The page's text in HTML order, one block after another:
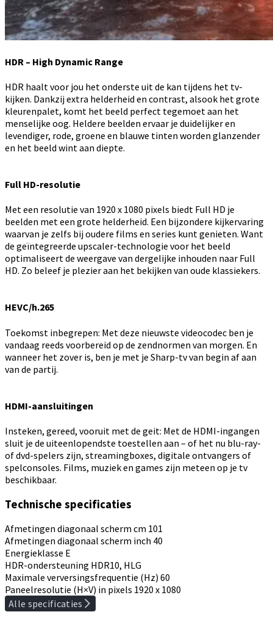
HDR – High Dynamic Range
HDR haalt voor jou het onderste uit de kan tijdens het tv-
kijken. Dankzij extra helderheid en contrast, alsook het grote
kleurenpalet, komt het beeld perfect tegemoet aan het
menselijke oog. Heldere beelden ervaar je duidelijker en
levendiger, rode, groene en blauwe tinten worden glanzender
en het beeld wint aan diepte.
Full HD-resolutie
Met een resolutie van 1920 x 1080 pixels biedt Full HD je
beelden met een grote helderheid. Een bijzondere kijkervaring
waarvan je zelfs bij oudere films en series kunt genieten. Want
de geïntegreerde upscaler-technologie voor het beeld
optimaliseert de weergave van dergelijke inhouden naar Full
HD. Zo beleef je plezier aan het bekijken van oude klassiekers.
HEVC/h.265
Toekomst inbegrepen: Met deze nieuwste videocodec ben je
vandaag reeds voorbereid op de zendnormen van morgen. En
wanneer het zover is, ben je met je Sharp-tv van begin af aan
van de partij.
HDMI-aansluitingen
Insteken, gereed, vooruit met de geit: Met de HDMI-ingangen
sluit je de uiteenlopendste toestellen aan – of het nu blu-ray-
of dvd-spelers zijn, streamingboxes, digitale ontvangers of
spelconsoles. Films, muziek en games zijn meteen op je tv
beschikbaar.
Technische specificaties
Afmetingen diagonaal scherm cm 101
Afmetingen diagonaal scherm inch 40
Energieklasse E
HDR-ondersteuning HDR10, HLG
Maximale verversingsfrequentie (Hz) 60
Paneelresolutie (H×V) in pixels 1920 x 1080
Alle specificaties